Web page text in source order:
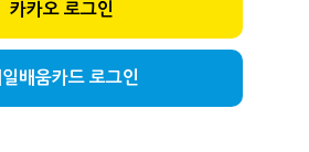
카카오 로그인
일배움카드 로그인